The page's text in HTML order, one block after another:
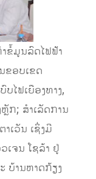
ຂໍ້ມູນລົດໄຟຟ້າ
ຂອບເຂດ
ໄຟເຍືອງທາງ,
ຫຼັກ; ສຳເລັດການ
າເວັນ ເຊິ່ງມີ
ເຈນ ໂຊລ້າ ຢູ່
ບ້ານຫາດກ້ຽງ